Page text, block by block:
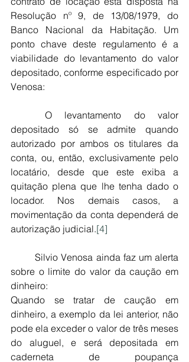
Resolução nº 9, de 13/08/1979, do
Banco Nacional da Habitação. Um
ponto chave deste regulamento é a
viabilidade do levantamento do valor
depositado, conforme especificado por
Venosa:
depositado só se admite quando
autorizado por ambos os titulares da
conta, ou, então, exclusivamente pelo
locatário, desde que este exiba a
quitação plena que lhe tenha dado o
locador. Nos demais casos, a
movimentação da conta dependerá de
autorização judicial.[4]
	Silvio Venosa ainda faz um alerta
sobre o limite do valor da caução em
dinheiro:
Quando se tratar de caução em
dinheiro, a exemplo da lei anterior, não
pode ela exceder o valor de três meses
do aluguel, e será depositada em
caderneta de poupança